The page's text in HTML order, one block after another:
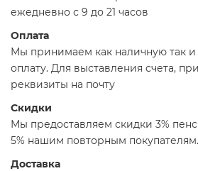
ежедневно с 9 до 21 часов
Оплата
Мы принимаем как наличную так
оплату. Для выставления счета,
реквизиты на почту
Скидки
Мы предоставляем скидки 3%
5% нашим повторным покупателям.
Доставка